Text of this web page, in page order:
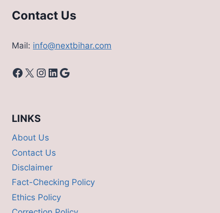
Contact Us
Mail: info@nextbihar.com
Facebook
X Instagram
LinkedIn
Google
LINKS
About Us
Contact Us
Disclaimer
Fact-Checking Policy
Ethics Policy